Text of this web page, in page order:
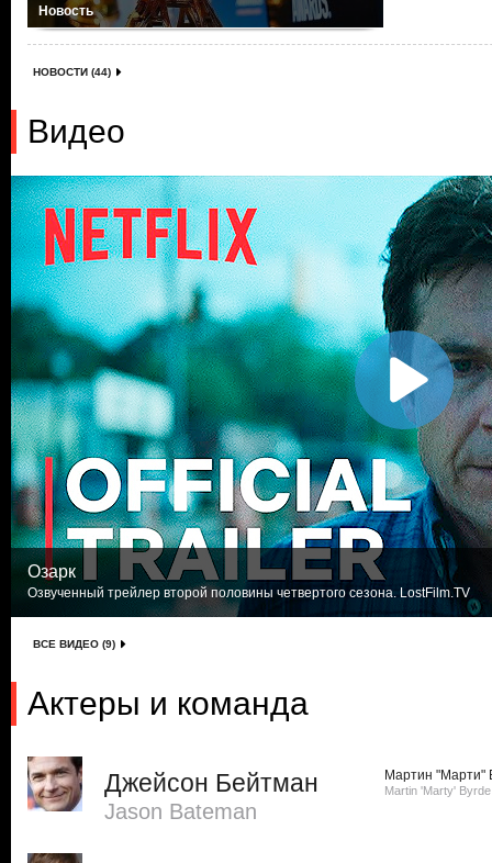
Новость
НОВОСТИ (44)
Видео
Озарк
Озвученный трейлер второй половины четвертого сезона. LostFilm.TV
ВСЕ ВИДЕО (9)
Актеры и команда
Джейсон Бейтман
Jason Bateman
Мартин "Марти"
Martin 'Marty' Byrde